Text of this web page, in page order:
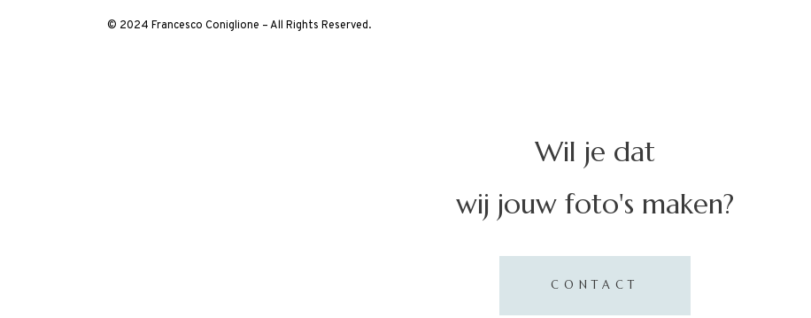
© 2024 Francesco Coniglione – All Rights Reserved.
Wil je dat
wij jouw foto's maken?
CONTACT